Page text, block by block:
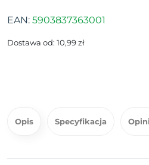
EAN: 5903837363001
Dostawa od: 10,99 zł
Opis Specyfikacja